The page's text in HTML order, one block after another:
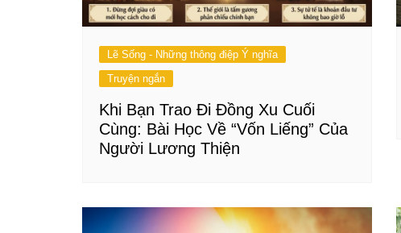
Lẽ Sống - Những thông điệp Ý nghĩa
Truyện ngắn
Khi Bạn Trao Đi Đồng Xu Cuối
Cùng: Bài Học Về “Vốn Liếng” Của
Người Lương Thiện